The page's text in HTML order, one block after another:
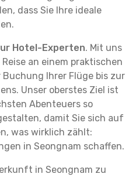
dass Sie Ihre ideale
Hotel-Experten. Mit uns
an einem praktischen
Ihrer Flüge bis zur
Unser oberstes Ziel ist
Abenteuers so
damit Sie sich auf
was wirklich zählt:
in Seongnam schaffen.
in Seongnam zu